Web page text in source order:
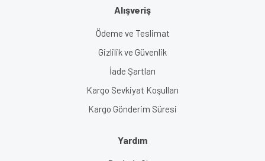
Alışveriş
Ödeme ve Teslimat
Gizlilik ve Güvenlik
İade Şartları
Kargo Sevkiyat Koşulları
Kargo Gönderim Süresi
Yardım